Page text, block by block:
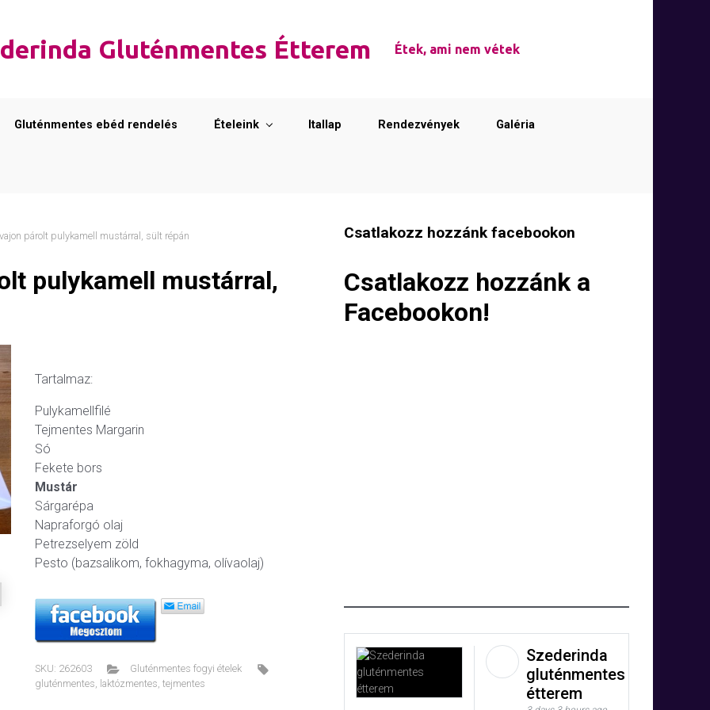
Gluténmentes Étterem Étek, ami nem vétek
Gluténmentes ebéd rendelés Ételeink Itallap Rendezvények Galéria
párolt pulykamell mustárral, sült répán
pulykamell mustárral,
Tartalmaz:
Pulykamellfilé
Tejmentes Margarin
Só
Fekete bors
Mustár
Sárgarépa
Napraforgó olaj
Petrezselyem zöld
Pesto (bazsalikom, fokhagyma, olívaolaj)
SKU: 262603
Gluténmentes fogyi ételek
gluténmentes, laktózmentes, tejmentes
Csatlakozz hozzánk facebookon
Csatlakozz hozzánk a
Facebookon!
Szederinda
gluténmentes
étterem